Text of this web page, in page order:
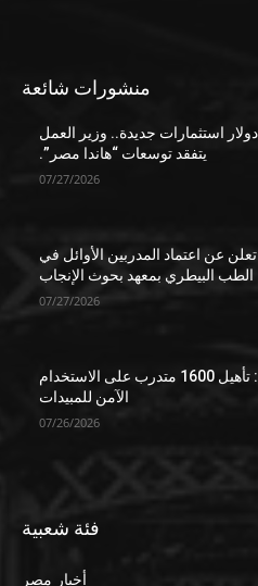
منشورات شائعة
دولار استثمارات جديدة.. وزير العمل
يتفقد توسعات “هاندا مصر”.
07/27/2026
عن اعتماد المدربين الأوائل في
الطب البيطري بمعهد بحوث الإنجاب
07/27/2026
الزراعة: تأهيل 1600 متدرب على الاستخدام
الآمن للمبيدات
07/26/2026
فئة شعبية
أخبار مصر